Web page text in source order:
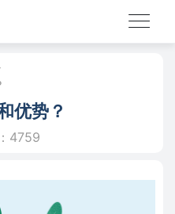
优势？
4759